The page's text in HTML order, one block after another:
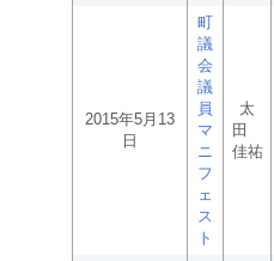
2015年5月13
日
町
議
会
議
員
マ
ニ
フ
ェ
ス
ト
太
田
佳祐